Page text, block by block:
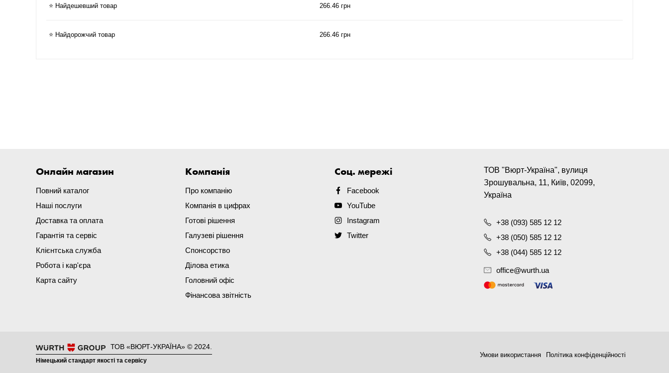
⭐ Найдешевший товар 266.46 грн
⭐ Найдорожчий товар 266.46 грн
Онлайн магазин
Повний каталог
Наші послуги
Доставка та оплата
Гарантія та сервіс
Клієнтська служба
Робота і кар'єра
Карта сайту
Компанія
Про компанію
Компанія в цифрах
Готові рішення
Галузеві рішення
Спонсорство
Ділова етика
Головний офіс
Фінансова звітність
Соц. мережі
Facebook
YouTube
Instagram
Twitter
ТОВ "Вюрт-Україна", вулиця
Зрошувальна, 11, Київ, 02099,
Україна
+38 (093) 585 12 12
+38 (050) 585 12 12
+38 (044) 585 12 12
office@wurth.ua
ТОВ «ВЮРТ-УКРАЇНА» © 2024.
Німецький стандарт якості та сервісу
Умови використання Політика конфіденційності